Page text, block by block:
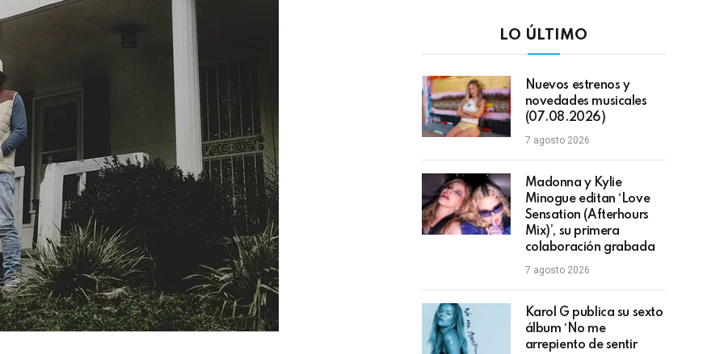
LO ÚLTIMO
Nuevos estrenos y
novedades musicales
(07.08.2026)
7 agosto 2026
Madonna y Kylie
Minogue editan ‘Love
Sensation (Afterhours
Mix)’, su primera
colaboración grabada
7 agosto 2026
Karol G publica su sexto
álbum ‘No me
arrepiento de sentir